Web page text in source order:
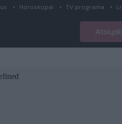
Horoskopai TV programa